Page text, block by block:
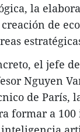
la
de
el jefe
Nguyen
de París,
formar a